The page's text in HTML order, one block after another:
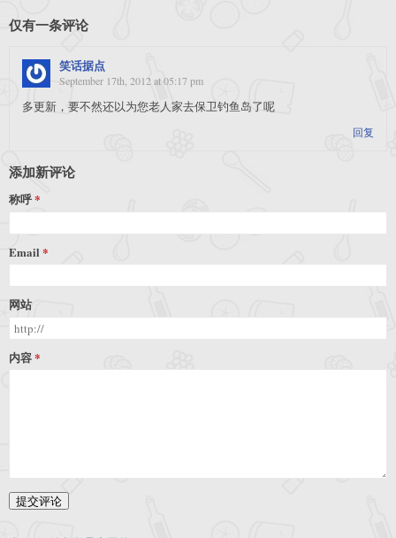
仅有一条评论
笑话据点
September 17th, 2012 at 05:17 pm
多更新，要不然还以为您老人家去保卫钓鱼岛了呢
回复
添加新评论
称呼
Email
网站
内容
提交评论